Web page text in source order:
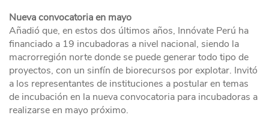
Nueva convocatoria en mayo
Añadió que, en estos dos últimos años, Innóvate Perú ha
financiado a 19 incubadoras a nivel nacional, siendo la
macrorregión norte donde se puede generar todo tipo de
proyectos, con un sinfín de biorecursos por explotar. Invitó
a los representantes de instituciones a postular en temas
de incubación en la nueva convocatoria para incubadoras a
realizarse en mayo próximo.